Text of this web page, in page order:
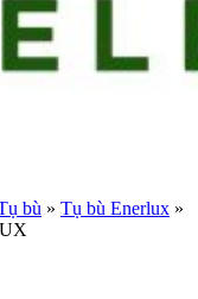
bù » Tụ bù Enerlux »